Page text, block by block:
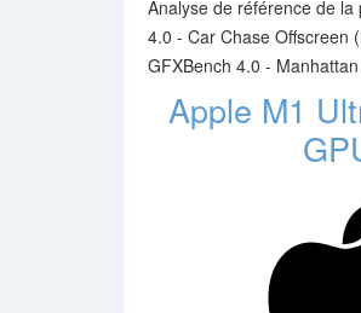
Analyse de référence de
4.0 - Car Chase Offscreen
GFXBench 4.0 -
Apple M1